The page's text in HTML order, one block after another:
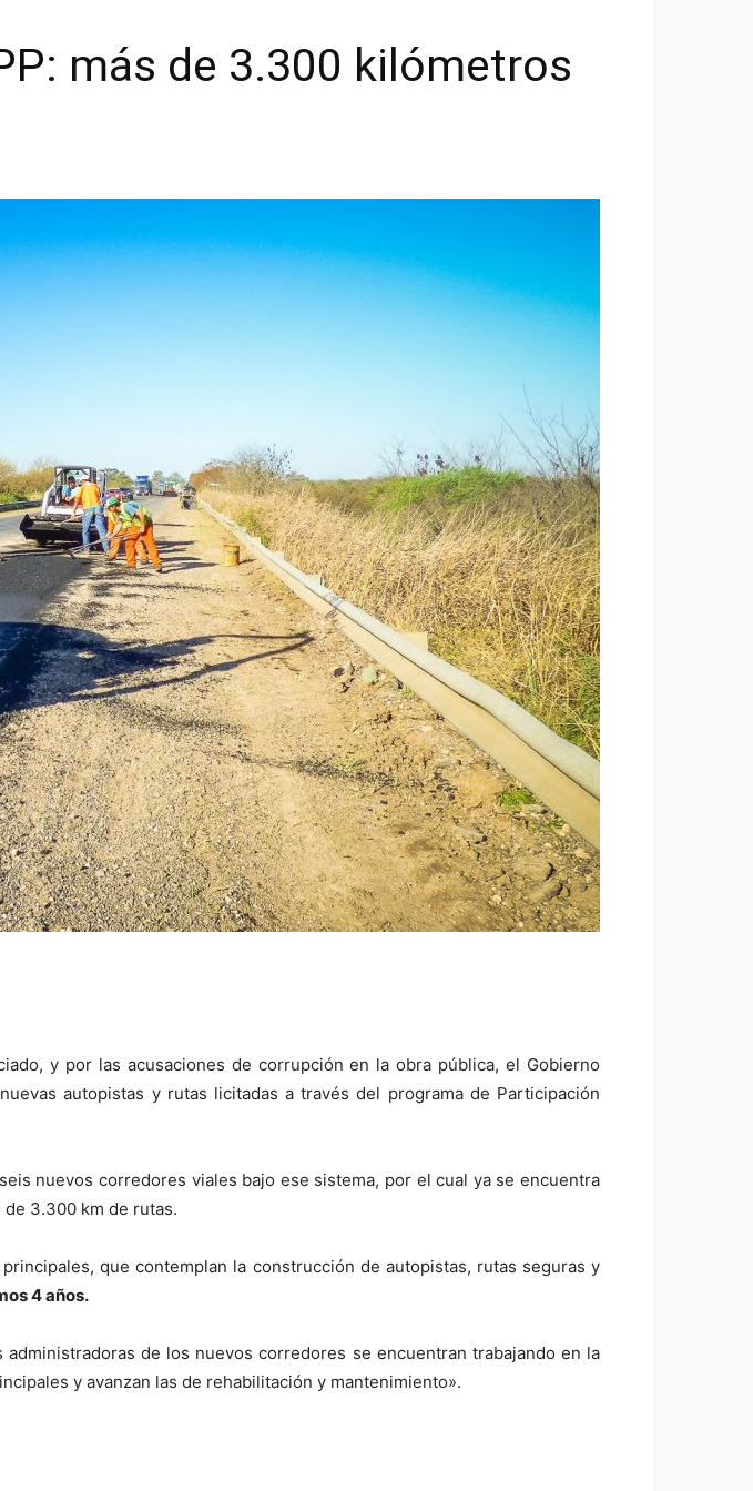
más de 3.300 kilómetros
y por las acusaciones de corrupción en la obra pública, el Gobierno
autopistas y rutas licitadas a través del programa de Participación
nuevos corredores viales bajo ese sistema, por el cual ya se encuentra
3.300 km de rutas.
que contemplan la construcción de autopistas, rutas seguras y
4 años.
de los nuevos corredores se encuentran trabajando en la
y avanzan las de rehabilitación y mantenimiento».